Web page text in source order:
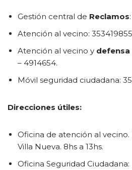
Gestión central de Reclamos
Atención al vecino:
Atención al vecino y
– 4914654.
Móvil seguridad ciudadana:
Direcciones útiles:
Oficina de atención al
Villa Nueva. 8hs a 13hs.
Oficina Seguridad